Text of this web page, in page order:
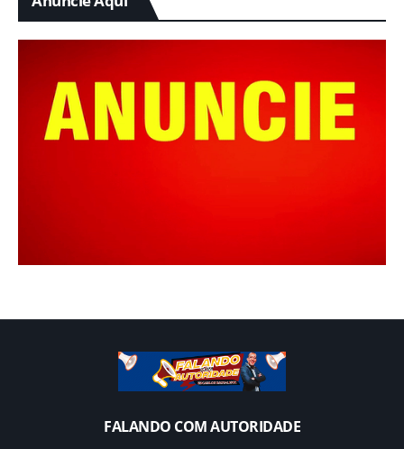
FALANDO COM AUTORIDADE